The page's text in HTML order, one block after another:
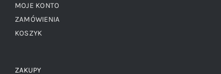
MOJE KONTO
ZAMÓWIENIA
KOSZYK
ZAKUPY